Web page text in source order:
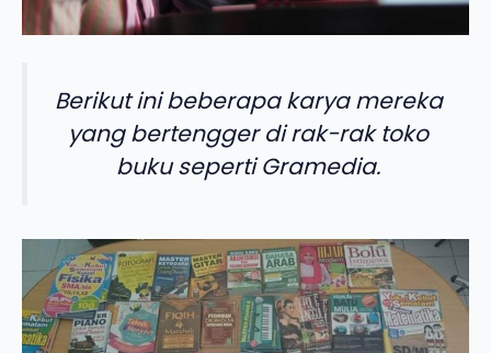
Berikut ini beberapa karya mereka
yang bertengger di rak-rak toko
buku seperti Gramedia.